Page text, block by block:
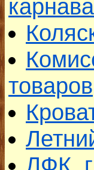
товаров